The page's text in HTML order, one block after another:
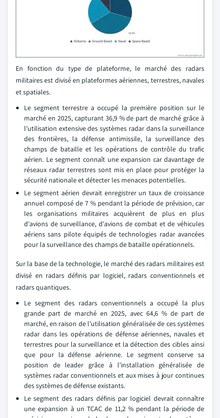
En fonction du type de plateforme, le marché des radars
militaires est divisé en plateformes aériennes, terrestres, navales
et spatiales.
Le segment terrestre a occupé la première position sur le
marché en 2025, capturant 36,9 % de part de marché grâce à
l'utilisation extensive des systèmes radar dans la surveillance
des frontières, la défense antimissile, la surveillance des
champs de bataille et les opérations de contrôle du trafic
aérien. Le segment connaît une expansion car davantage de
réseaux radar terrestres sont mis en place pour protéger la
sécurité nationale et détecter les menaces potentielles.
Le segment aérien devrait enregistrer un taux de croissance
annuel composé de 7 % pendant la période de prévision, car
les organisations militaires acquièrent de plus en plus
d'avions de surveillance, d'avions de combat et de véhicules
aériens sans pilote équipés de technologies radar avancées
pour la surveillance des champs de bataille opérationnels.
Sur la base de la technologie, le marché des radars militaires est
divisé en radars définis par logiciel, radars conventionnels et
radars quantiques.
Le segment des radars conventionnels a occupé la plus
grande part de marché en 2025, avec 64,6 % de part de
marché, en raison de l'utilisation généralisée de ces systèmes
radar dans les opérations de défense aériennes, navales et
terrestres pour la surveillance et la détection des cibles ainsi
que pour la défense aérienne. Le segment conserve sa
position de leader grâce à l'installation généralisée de
systèmes radar conventionnels et aux mises à jour continues
des systèmes de défense existants.
Le segment des radars définis par logiciel devrait connaître
une expansion à un TCAC de 11,2 % pendant la période de